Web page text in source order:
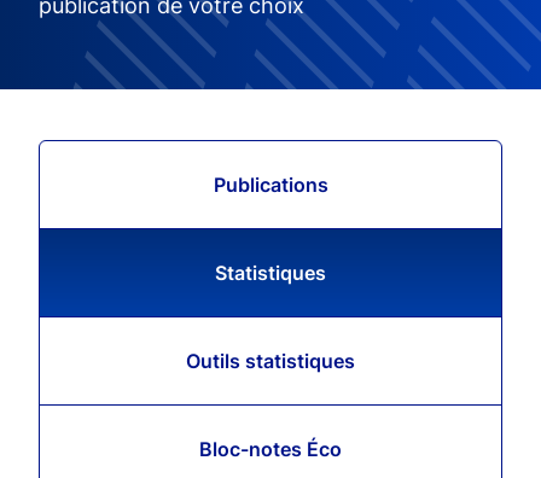
publication de votre choix
Publications
Statistiques
Outils statistiques
Bloc-notes Éco